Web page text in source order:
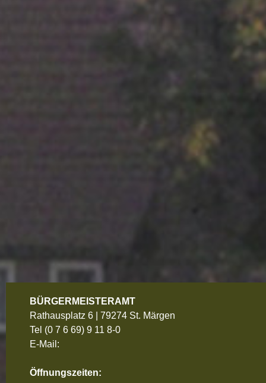
BÜRGERMEISTERAMT
Rathausplatz 6 | 79274 St. Märgen
Tel (0 7 6 69) 9 11 8-0
E-Mail:
Öffnungszeiten: